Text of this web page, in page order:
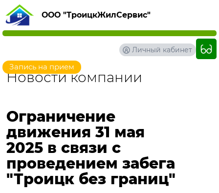
ООО "ТроицкЖилСервис"
Запись на прием
Личный кабинет
Новости компании
Ограничение
движения 31 мая
2025 в связи с
проведением забега
"Троицк без границ"